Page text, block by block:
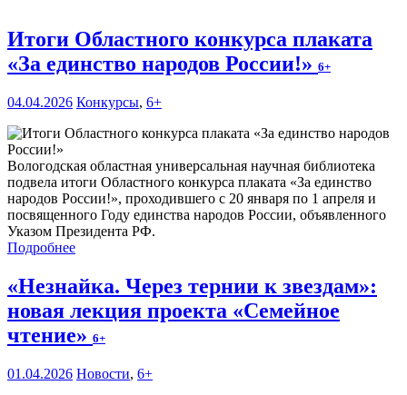
Итоги Областного конкурса плаката
«За единство народов России!» 6+
04.04.2026 Конкурсы, 6+
Вологодская областная универсальная научная библиотека
подвела итоги Областного конкурса плаката «За единство
народов России!», проходившего с 20 января по 1 апреля и
посвященного Году единства народов России, объявленного
Указом Президента РФ.
Подробнее
«Незнайка. Через тернии к звездам»:
новая лекция проекта «Семейное
чтение» 6+
01.04.2026 Новости, 6+